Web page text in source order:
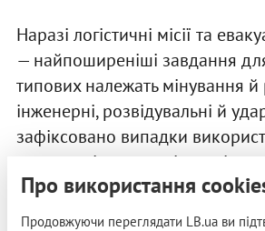
Наразі логістичні місії та
— найпоширеніші завдання
типових належать мінування й
інженерні, розвідувальні й
зафіксовано випадки
комплексів як дронів-
для запускуFPV-дронів і
радіоелектронної боротьби
Про використання
Продовжуючи переглядати LB.ua ви